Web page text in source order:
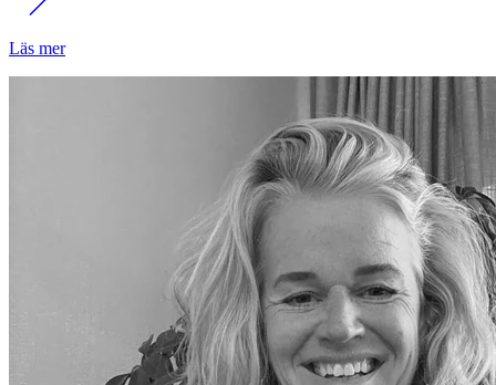
Läs mer